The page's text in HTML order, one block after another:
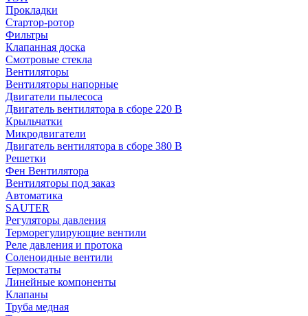
Прокладки
Стартор-ротор
Фильтры
Клапанная доска
Смотровые стекла
Вентиляторы
Вентиляторы напорные
Двигатели пылесоса
Двигатель вентилятора в сборе 220 В
Крыльчатки
Микродвигатели
Двигатель вентилятора в сборе 380 В
Решетки
Фен Вентилятора
Вентиляторы под заказ
Автоматика
SAUTER
Регуляторы давления
Терморегулирующие вентили
Реле давления и протока
Соленоидные вентили
Термостаты
Линейные компоненты
Клапаны
Труба медная